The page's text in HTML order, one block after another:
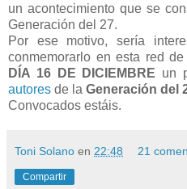
un acontecimiento que se
Generación del 27.
Por ese motivo, sería
conmemorarlo en esta red
DÍA 16 DE DICIEMBRE un
autores de la Generación del
Convocados estáis.
Toni Solano en 22:48 21
Compartir